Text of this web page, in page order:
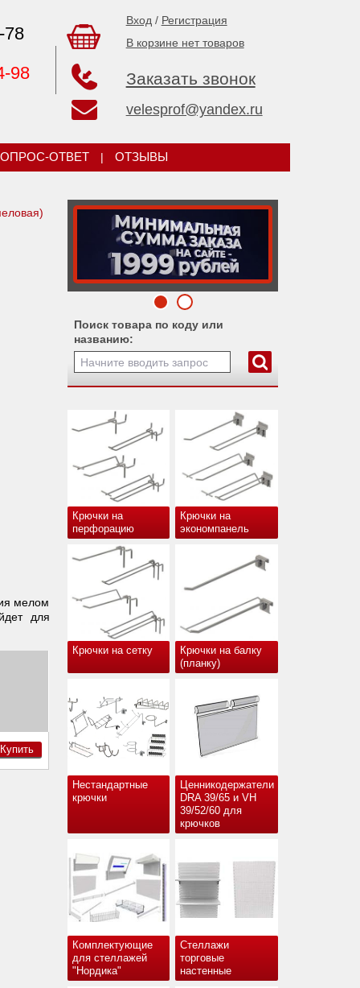
78
98
Вход / Регистрация
В корзине нет товаров
Заказать звонок
velesprof@yandex.ru
ОТВЕТ | ОТЗЫВЫ
Поиск товара по коду или
названию:
Крючки на
перфорацию
Крючки на
экономпанель
Крючки на сетку
Крючки на балку
(планку)
Нестандартные
крючки
Ценникодержатели
DRA 39/65 и VH
39/52/60 для
крючков
Комплектующие
для стеллажей
"Нордика"
Стеллажи
торговые
настенные
мелом
для
Купить